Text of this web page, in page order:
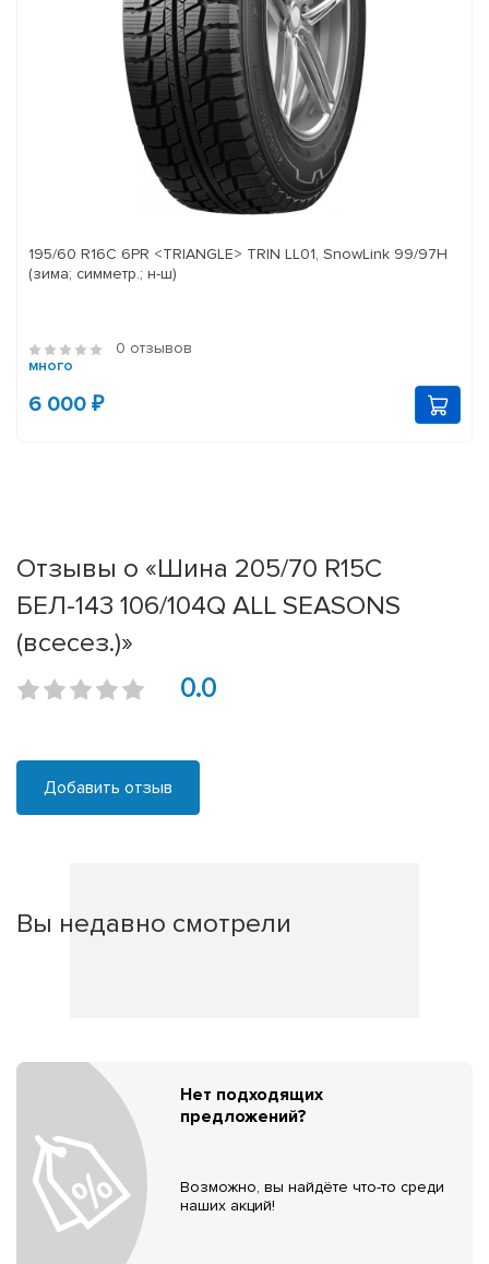
195/60 R16C 6PR <TRIANGLE> TRIN LL01, SnowLink 99/97H
(зима; симметр.; н-ш)
0 отзывов
много
6 000 ₽
Отзывы о «Шина 205/70 R15C
БЕЛ-143 106/104Q ALL SEASONS
(всесез.)»
0.0
Добавить отзыв
Вы недавно смотрели
Нет подходящих
предложений?
Возможно, вы найдёте что-то среди
наших акций!